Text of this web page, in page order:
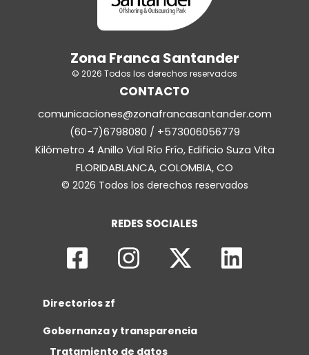
Zona Franca Santander
© 2026 Todos los derechos reservados
CONTACTO
comunicaciones@zonafrancasantander.com
(60-7)6798080 / +573006056779
Kilómetro 4 Anillo Vial Río Frío, Edificio Suza Vita
FLORIDABLANCA, COLOMBIA, CO
© 2026 Todos los derechos reservados
REDES SOCIALES
Directorios zf
Gobernanza y transparencia
Tratamiento de datos